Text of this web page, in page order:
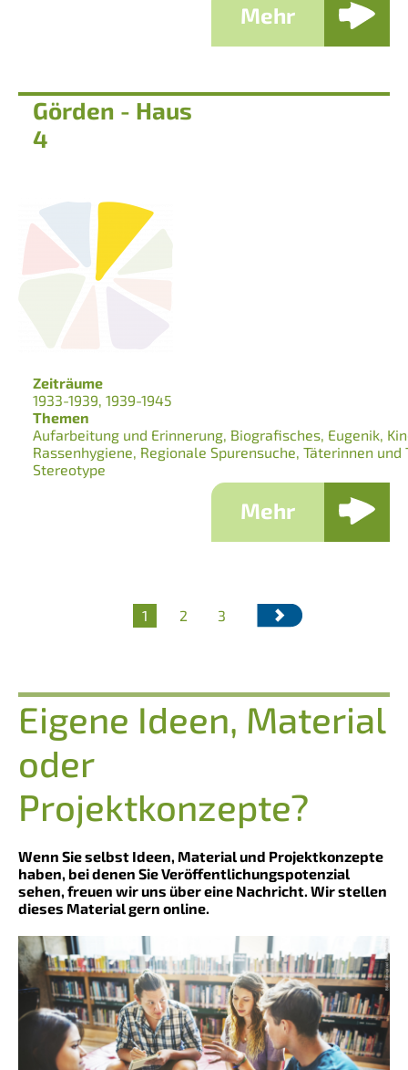
Mehr
Görden - Haus
4
Zeiträume
1933-1939 1939-1945
Themen
Aufarbeitung und Erinnerung Biografisches Eugenik
Rassenhygiene Regionale Spurensuche Täterinnen und
Stereotype
Mehr
Seitennummerierung
Aktuelle
1 Seite
2 Seite
3
Eigene Ideen, Material
oder
Projektkonzepte?
Wenn Sie selbst Ideen, Material und Projektkonzepte
haben, bei denen Sie Veröffentlichungspotenzial
sehen, freuen wir uns über eine Nachricht. Wir stellen
dieses Material gern online.